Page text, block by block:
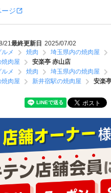
ジ
21最終更新日 2025/07/02
ルメ 焼肉
埼玉県内の焼肉屋
肉屋
安楽亭 赤山店
ルメ 焼肉
埼玉県内の焼肉屋
肉屋
新井宿駅の焼肉屋 安楽